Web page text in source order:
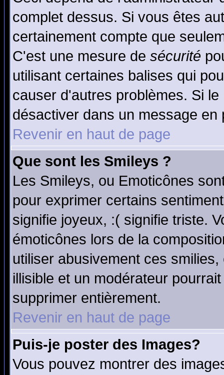
complet dessus. Si vous êtes
certainement compte que
C'est une mesure de sécurité
utilisant certaines balises qui
causer d'autres problèmes. Si
désactiver dans un message
Revenir en haut de page
Que sont les Smileys ?
Les Smileys, ou Emoticônes
pour exprimer certains
signifie joyeux, :( signifie triste.
émoticônes lors de la
utiliser abusivement ces
illisible et un modérateur
supprimer entièrement.
Revenir en haut de page
Puis-je poster des Images?
Vous pouvez montrer des